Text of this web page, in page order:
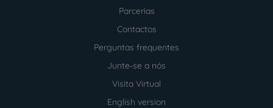
Parcerias
Contactos
Perguntas frequentes
Junte-se a nós
Visita Virtual
English version